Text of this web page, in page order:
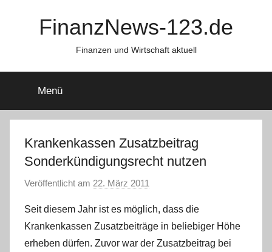
FinanzNews-123.de
Finanzen und Wirtschaft aktuell
Menü
Krankenkassen Zusatzbeitrag
Sonderkündigungsrecht nutzen
Veröffentlicht am 22. März 2011
n
P
r
Seit diesem Jahr ist es möglich, dass die
Krankenkassen Zusatzbeiträge in beliebiger Höhe
erheben dürfen. Zuvor war der Zusatzbeitrag bei